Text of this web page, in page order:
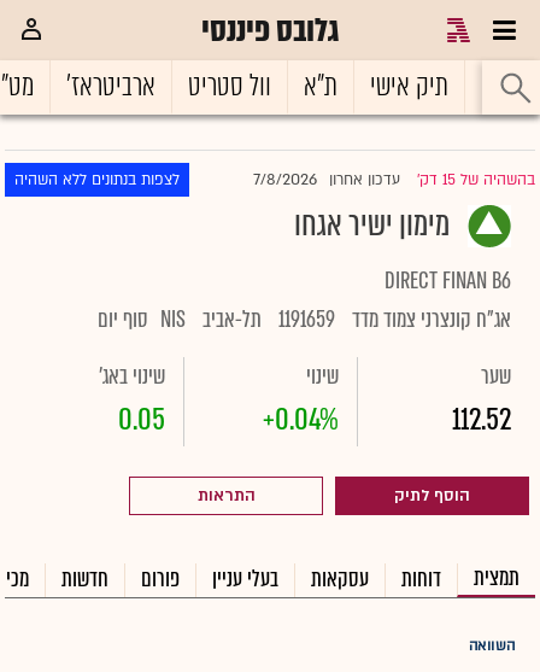
גלובס פיננסי
ראשי תיק אישי ת"א וול סטריט ארביטראז'
בהשהיה של 15 דק' |עדכון אחרון 7/8/2026 לצפות בנתונים ללא השהיה
מימון ישיר אגחו
DIRECT FINAN B6
אג"ח קונצרני צמוד מדד 1191659 תל-אביב NIS סוף יום
שער
112.52
שינוי
+0.04%
שינוי באג'
0.05
הוסף לתיק התראות
תמצית דוחות עסקאות בעלי עניין פורום חדשות
השוואה